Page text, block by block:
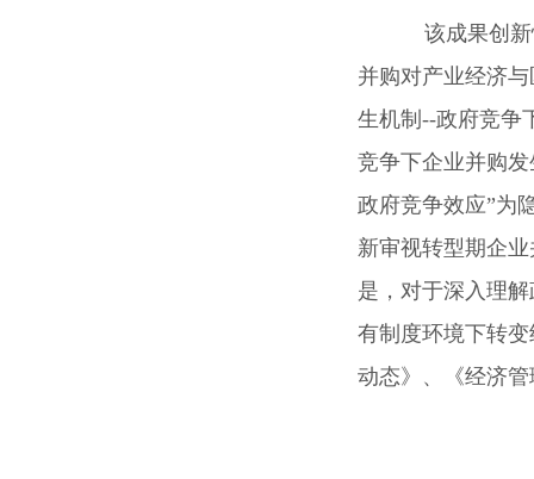
该成果创新
并购对产业经济
生机制 --政府竞争
竞争下企业并购
政府竞争效应”为
新审视转型期企
是，对于深入理
有制度环境下转
动态》、《经济